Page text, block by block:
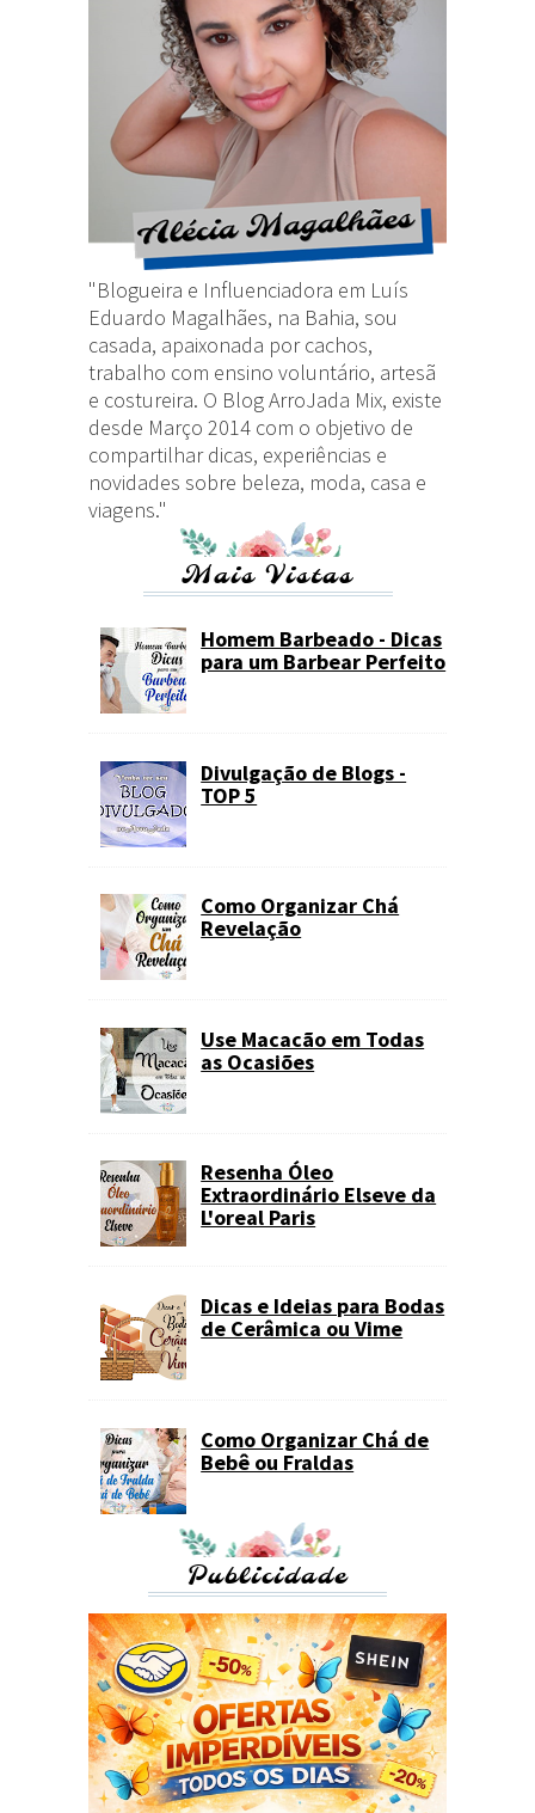
"Blogueira e Influenciadora em Luís
Eduardo Magalhães, na Bahia, sou
casada, apaixonada por cachos,
trabalho com ensino voluntário, artesã
e costureira. O Blog ArroJada Mix, existe
desde Março 2014 com o objetivo de
compartilhar dicas, experiências e
novidades sobre beleza, moda, casa e
viagens."
Mais Vistas
Homem Barbeado - Dicas
para um Barbear Perfeito
Divulgação de Blogs -
TOP 5
Como Organizar Chá
Revelação
Use Macacão em Todas
as Ocasiões
Resenha Óleo
Extraordinário Elseve da
L'oreal Paris
Dicas e Ideias para Bodas
de Cerâmica ou Vime
Como Organizar Chá de
Bebê ou Fraldas
Publicidade